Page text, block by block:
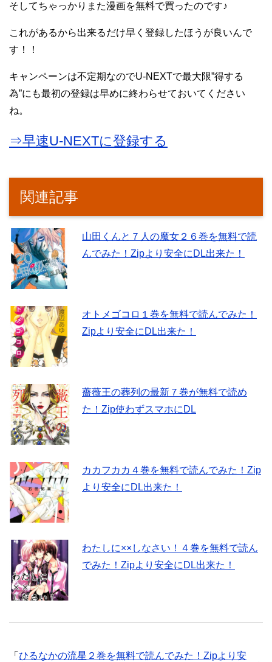
そしてちゃっかりまた漫画を無料で買ったのです♪
これがあるから出来るだけ早く登録したほうが良いんで
す！！
キャンペーンは不定期なのでU-NEXTで最大限”得する
為”にも最初の登録は早めに終わらせておいてください
ね。
⇒早速U-NEXTに登録する
関連記事
山田くんと７人の魔女２６巻を無料で読
んでみた！Zipより安全にDL出来た！
オトメゴコロ１巻を無料で読んでみた！
Zipより安全にDL出来た！
薔薇王の葬列の最新７巻が無料で読め
た！Zip使わずスマホにDL
カカフカカ４巻を無料で読んでみた！Zip
より安全にDL出来た！
わたしに××しなさい！４巻を無料で読ん
でみた！Zipより安全にDL出来た！
「 ひるなかの流星２巻を無料で読んでみた！Zipより安